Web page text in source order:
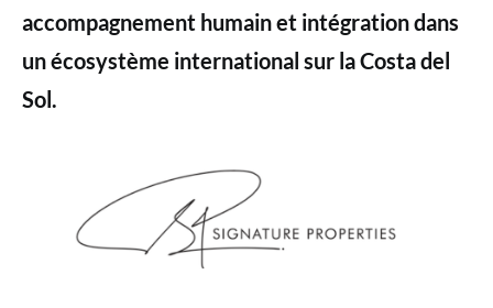
accompagnement humain et intégration dans
un écosystème international sur la Costa del
Sol.